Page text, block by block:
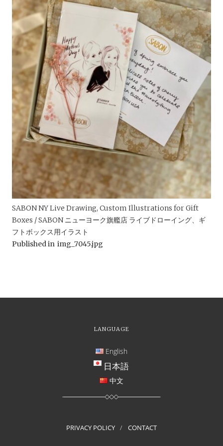
SABON NY Live Drawing, Custom Illustrations for Gift
Boxes / SABON ニューヨーク旗艦店 ライブドローイング、ギ
フトボックス用イラスト
Published in img_7045.jpg
LANGUAGE
English
日本語
中文
PRIVACY POLICY CONTACT